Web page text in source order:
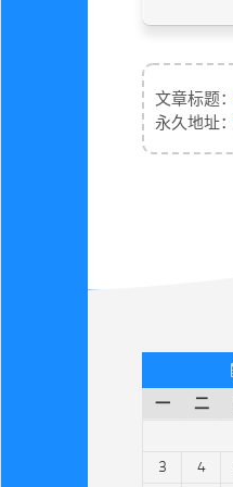
文章标题：
永久地址：
一
二
3
4